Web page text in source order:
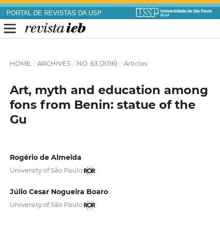
PORTAL DE REVISTAS DA USP
HOME / ARCHIVES / NO. 63 (2016) / Articles
Art, myth and education among
fons from Benin: statue of the
Gu
Rogério de Almeida
University of São Paulo
Júlio Cesar Nogueira Boaro
University of São Paulo